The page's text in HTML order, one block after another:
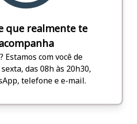
que realmente te
Estamos com você de
das 08h às 20h30,
telefone e e-mail.